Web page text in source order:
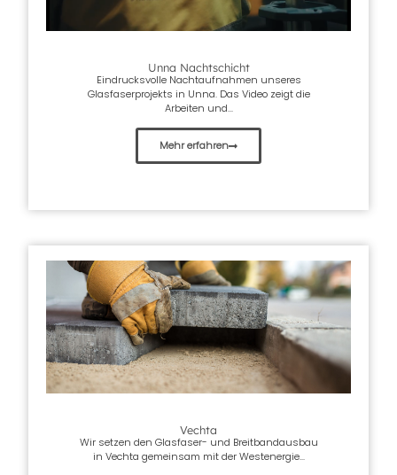
Unna Nachtschicht
Eindrucksvolle Nachtaufnahmen unseres
Glasfaserprojekts in Unna. Das Video zeigt die
Arbeiten und...
Mehr erfahren
Vechta
Wir setzen den Glasfaser- und Breitbandausbau
in Vechta gemeinsam mit der Westenergie...